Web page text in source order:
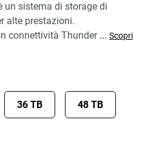
un sistema di storage di
alte prestazioni.
connettività Thunder ... Scopri
36 TB 48 TB